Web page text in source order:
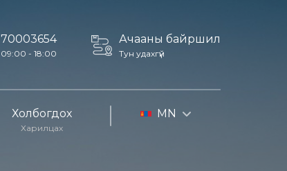
70003654
09:00 - 18:00
Ачааны байршил
Тун удахгүй
Холбогдох
Харилцах
MN